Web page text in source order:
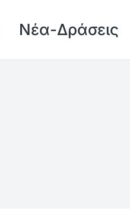
Νέα-Δράσεις